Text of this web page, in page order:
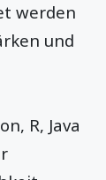
werden
und
R, Java